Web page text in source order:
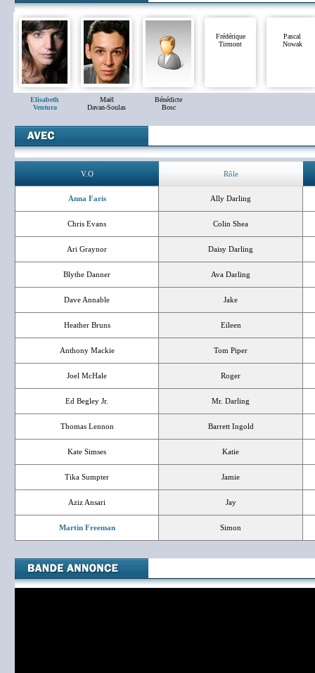
Elisabeth
Ventura
Maël
Davan-Soulas
Bénédicte
Bosc
Frédérique
Tirmont
Pascal
Nowak
V.O Rôle
Anna Faris Ally Darling
Chris Evans Colin Shea
Ari Graynor Daisy Darling
Blythe Danner Ava Darling
Dave Annable Jake
Heather Bruns Eileen
Anthony Mackie Tom Piper
Joel McHale Roger
Ed Begley Jr. Mr. Darling
Thomas Lennon Barrett Ingold
Kate Simses Katie
Tika Sumpter Jamie
Aziz Ansari Jay
Martin Freeman Simon